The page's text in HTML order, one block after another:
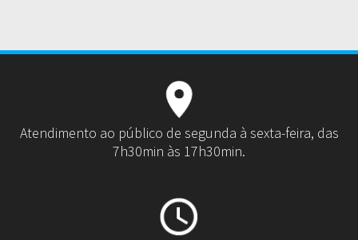
Atendimento ao público de segunda à sexta-feira, das
7h30min às 17h30min.